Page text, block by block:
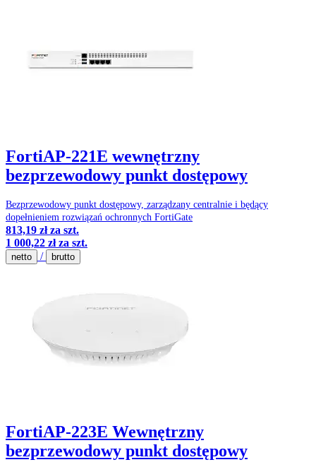
FortiAP-221E wewnętrzny
bezprzewodowy punkt dostępowy
Bezprzewodowy punkt dostępowy, zarządzany centralnie i będący
dopełnieniem rozwiązań ochronnych FortiGate
813,19 złza szt.
1 000,22 złza szt.
netto / brutto
FortiAP-223E Wewnętrzny
bezprzewodowy punkt dostępowy